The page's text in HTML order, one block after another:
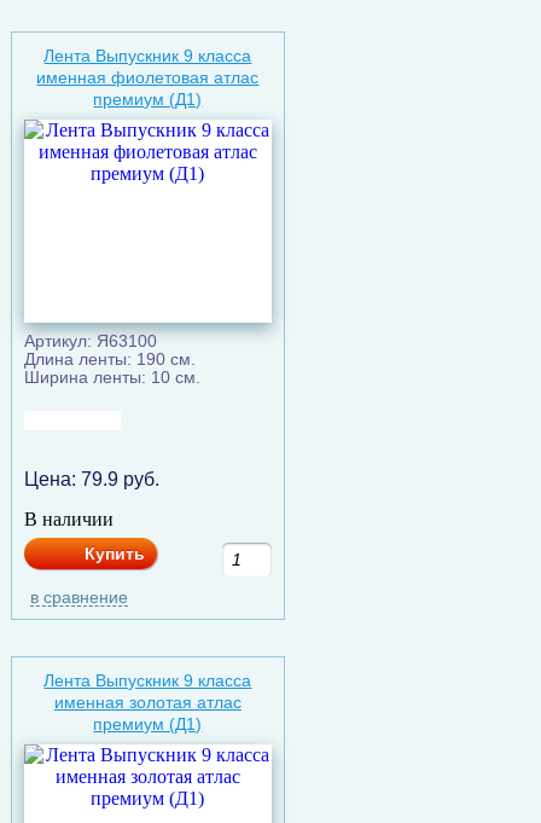
Лента Выпускник 9 класса
именная фиолетовая атлас
премиум (Д1)
Артикул: Я63100
Длина ленты: 190 см.
Ширина ленты: 10 см.
Цена: 79.9руб.
В наличии
Купить
в сравнение
Лента Выпускник 9 класса
именная золотая атлас
премиум (Д1)